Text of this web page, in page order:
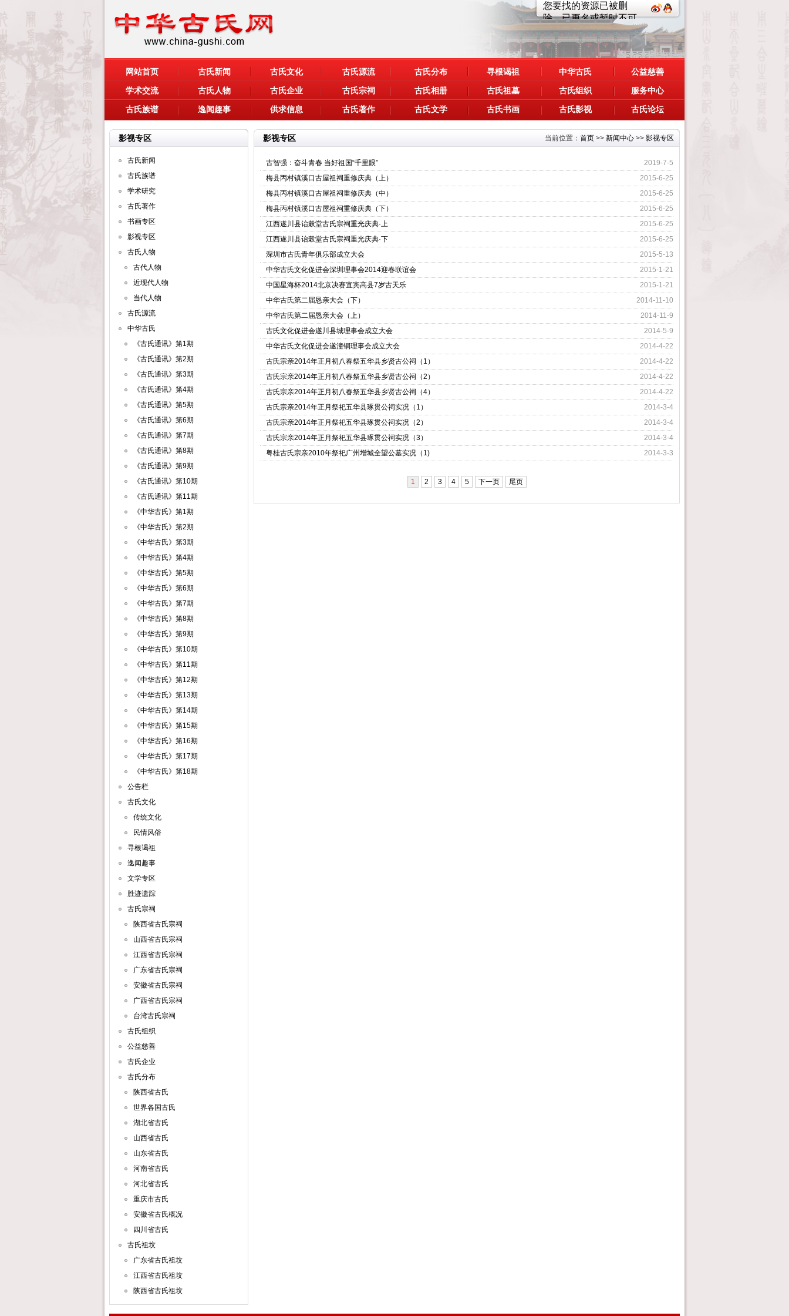
网站首页 古氏新闻 古氏文化 古氏源流 古氏分布 寻根谒祖 中华古氏
公益慈善
学术交流
古氏人物 古氏企业 古氏宗祠 古氏相册 古氏祖墓 古氏组织
服务中心
古氏族谱
逸闻趣事 供求信息 古氏著作 古氏文学 古氏书画 古氏影视 古氏论坛
影视专区
古氏新闻
古氏族谱
学术研究
古氏著作
书画专区
影视专区
古氏人物
古代人物
近现代人物
当代人物
古氏源流
中华古氏
《古氏通讯》第1期
《古氏通讯》第2期
《古氏通讯》第3期
《古氏通讯》第4期
《古氏通讯》第5期
《古氏通讯》第6期
《古氏通讯》第7期
《古氏通讯》第8期
《古氏通讯》第9期
《古氏通讯》第10期
《古氏通讯》第11期
《中华古氏》第1期
《中华古氏》第2期
《中华古氏》第3期
《中华古氏》第4期
《中华古氏》第5期
《中华古氏》第6期
《中华古氏》第7期
《中华古氏》第8期
《中华古氏》第9期
《中华古氏》第10期
《中华古氏》第11期
《中华古氏》第12期
《中华古氏》第13期
《中华古氏》第14期
《中华古氏》第15期
《中华古氏》第16期
《中华古氏》第17期
《中华古氏》第18期
公告栏
古氏文化
传统文化
民情风俗
寻根谒祖
逸闻趣事
文学专区
胜迹遗踪
古氏宗祠
陕西省古氏宗祠
山西省古氏宗祠
江西省古氏宗祠
广东省古氏宗祠
安徽省古氏宗祠
广西省古氏宗祠
台湾古氏宗祠
古氏组织
公益慈善
古氏企业
古氏分布
陕西省古氏
世界各国古氏
湖北省古氏
山西省古氏
山东省古氏
河南省古氏
河北省古氏
重庆市古氏
安徽省古氏概况
四川省古氏
古氏祖坟
广东省古氏祖坟
江西省古氏祖坟
陕西省古氏祖坟
当前位置： 首页 >> 新闻中心 >> 影视专区
影视专区
2019-7-5
古智强：奋斗青春 当好祖国“千里眼”
2015-6-25
梅县丙村镇溪口古屋祖祠重修庆典（上）
2015-6-25
梅县丙村镇溪口古屋祖祠重修庆典（中）
2015-6-25
梅县丙村镇溪口古屋祖祠重修庆典（下）
2015-6-25
江西遂川县诒榖堂古氏宗祠重光庆典·上
2015-6-25
江西遂川县诒榖堂古氏宗祠重光庆典·下
2015-5-13
深圳市古氏青年俱乐部成立大会
2015-1-21
中华古氏文化促进会深圳理事会2014迎春联谊会
2015-1-21
中国星海杯2014北京决赛宜宾高县7岁古天乐
2014-11-10
中华古氏第二届恳亲大会（下）
2014-11-9
中华古氏第二届恳亲大会（上）
2014-5-9
古氏文化促进会遂川县城理事会成立大会
2014-4-22
中华古氏文化促进会遂潼铜理事会成立大会
2014-4-22
古氏宗亲2014年正月初八春祭五华县乡贤古公祠（1）
2014-4-22
古氏宗亲2014年正月初八春祭五华县乡贤古公祠（2）
2014-4-22
古氏宗亲2014年正月初八春祭五华县乡贤古公祠（4）
2014-3-4
古氏宗亲2014年正月祭祀五华县琢贯公祠实况（1）
2014-3-4
古氏宗亲2014年正月祭祀五华县琢贯公祠实况（2）
2014-3-4
古氏宗亲2014年正月祭祀五华县琢贯公祠实况（3）
2014-3-3
粤桂古氏宗亲2010年祭祀广州增城全望公墓实况（1)
1 2 3 4 5 下一页 尾页